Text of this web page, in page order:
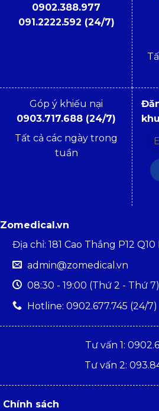
0902.388.977
091.2222.592 (24/7)
Góp ý khiếu nại
0903.717.688 (24/7)
Tất cả các ngày trong
tuần
Zomedical.vn
Địa chỉ: 181 Cao Thắng P12 Q10
admin@zomedical.vn
08:30 - 19:00 (Thứ 2 - Thứ 7)
Hotline: 0902.677.745 (24/7)
Tư vấn 1:
Tư vấn 2:
Chính sách